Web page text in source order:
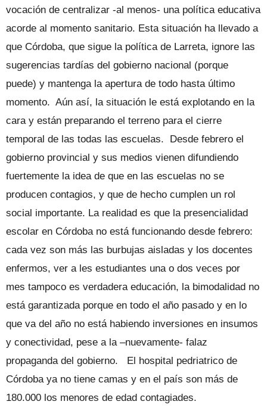
vocación de centralizar -al menos- una política educativa
acorde al momento sanitario. Esta situación ha llevado a
que Córdoba, que sigue la política de Larreta, ignore las
sugerencias tardías del gobierno nacional (porque
puede) y mantenga la apertura de todo hasta último
momento. Aún así, la situación le está explotando en la
cara y están preparando el terreno para el cierre
temporal de las todas las escuelas. Desde febrero el
gobierno provincial y sus medios vienen difundiendo
fuertemente la idea de que en las escuelas no se
producen contagios, y que de hecho cumplen un rol
social importante. La realidad es que la presencialidad
escolar en Córdoba no está funcionando desde febrero:
cada vez son más las burbujas aisladas y los docentes
enfermos, ver a les estudiantes una o dos veces por
mes tampoco es verdadera educación, la bimodalidad no
está garantizada porque en todo el año pasado y en lo
que va del año no está habiendo inversiones en insumos
y conectividad, pese a la –nuevamente- falaz
propaganda del gobierno. El hospital pedriatrico de
Córdoba ya no tiene camas y en el país son más de
180.000 los menores de edad contagiades.